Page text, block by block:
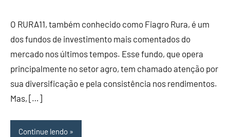
O RURA11, também conhecido como Fiagro Rura, é um
dos fundos de investimento mais comentados do
mercado nos últimos tempos. Esse fundo, que opera
principalmente no setor agro, tem chamado atenção por
sua diversificação e pela consistência nos rendimentos.
Mas, […]
Continue lendo